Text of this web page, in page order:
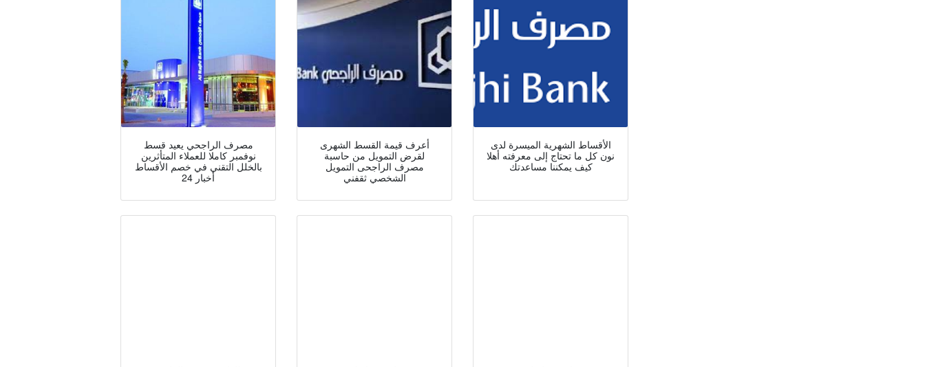
مصرف الراجحي يعيد قسط
نوفمبر كاملا للعملاء المتأثرين
بالخلل التقني في خصم الأقساط
أخبار 24
أعرف قيمة القسط الشهرى
لقرض التمويل من حاسبة
مصرف الراجحى التمويل
الشخصي ثقفني
الأقساط الشهرية الميسرة لدى
نون كل ما تحتاج إلى معرفته أهلا
كيف يمكننا مساعدتك